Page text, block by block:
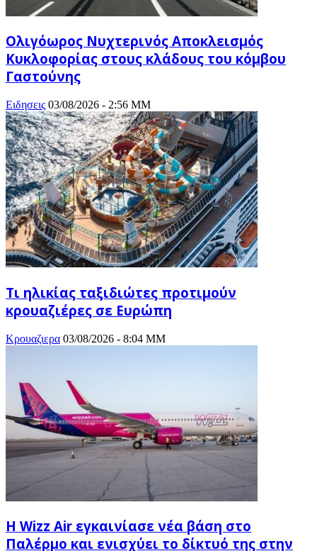
Ολιγόωρος Νυχτερινός Αποκλεισμός
Κυκλοφορίας στους κλάδους του κόμβου
Γαστούνης
Ειδησεις 03/08/2026 - 2:56 ΜΜ
Τι ηλικίας ταξιδιώτες προτιμούν
κρουαζιέρες σε Ευρώπη
Κρουαζιερα 03/08/2026 - 8:04 ΜΜ
Η Wizz Air εγκαινίασε νέα βάση στο
Παλέρμο και ενισχύει το δίκτυό της στην